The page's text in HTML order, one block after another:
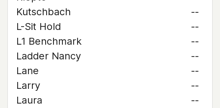
Kutschbach
--
L-Sit Hold
--
L1 Benchmark
--
Ladder Nancy
--
Lane
--
Larry
--
Laura
--